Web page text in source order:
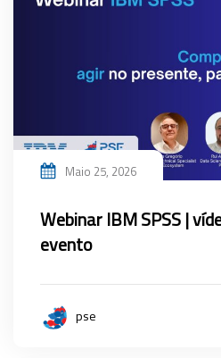
Maio 25, 2026
Webinar IBM SPSS |
evento
pse